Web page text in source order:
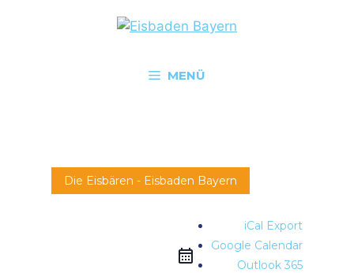
MENÜ
Die Eisbären - Eisbaden Bayern
iCal Export
Google Calendar
Outlook 365